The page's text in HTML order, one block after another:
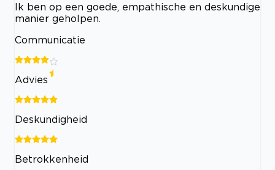
Ik ben op een goede, empathische en deskundige
manier geholpen.
Communicatie
Advies
Deskundigheid
Betrokkenheid